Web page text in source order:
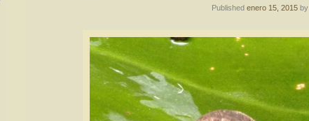
Published enero 15, 2015by